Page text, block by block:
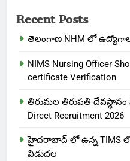
Recent Posts
తెలంగాణ NHM లో
NIMS Nursing Officer
certificate Verification
తిరుమల తిరుపతి దేవస్థానం
Direct Recruitment 2026
హైదరాబాద్ లో ఉన్న TIMS
విడుదల